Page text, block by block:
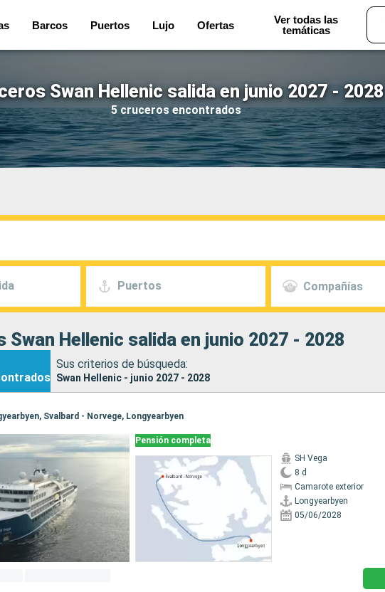
Barcos Puertos Lujo Ofertas
Ver todas las
temáticas
Swan Hellenic salida en junio 2027 - 2028
5 cruceros encontrados
Puertos Compañías
Swan Hellenic salida en junio 2027 - 2028
Sus criterios de búsqueda:
Swan Hellenic - junio 2027 - 2028
Svalbard - Norvege, Longyearbyen
Pensión completa
SH Vega
8 d
Camarote exterior
Longyearbyen
05/06/2028